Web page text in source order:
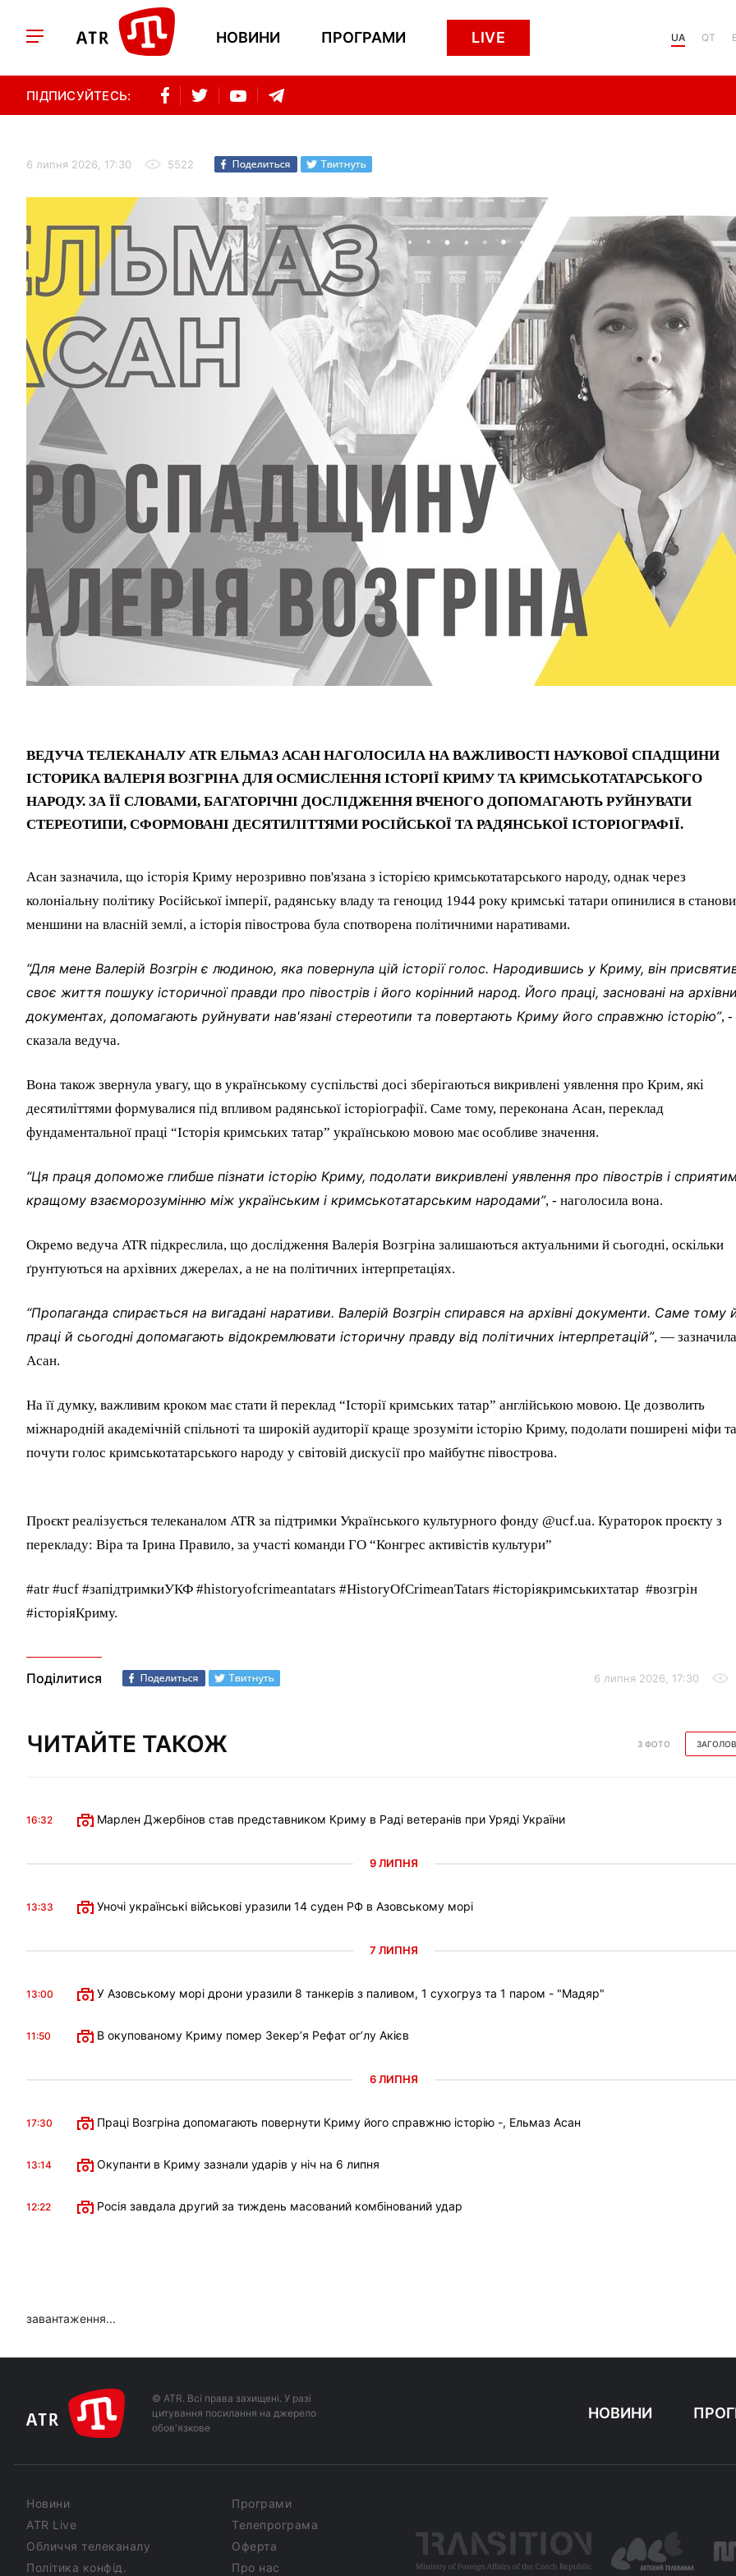
НОВИНИ ПРОГРАМИ LIVE UA QT
ПІДПИСУЙТЕСЬ:
6 липня 2026, 17:30 5522
ВЕДУЧА ТЕЛЕКАНАЛУ ATR ЕЛЬМАЗ АСАН НАГОЛОСИЛА НА ВАЖЛИВОСТІ НАУКОВОЇ СПАДЩИНИ
ІСТОРИКА ВАЛЕРІЯ ВОЗГРІНА ДЛЯ ОСМИСЛЕННЯ ІСТОРІЇ КРИМУ ТА КРИМСЬКОТАТАРСЬКОГО
НАРОДУ. ЗА ЇЇ СЛОВАМИ, БАГАТОРІЧНІ ДОСЛІДЖЕННЯ ВЧЕНОГО ДОПОМАГАЮТЬ РУЙНУВАТИ
СТЕРЕОТИПИ, СФОРМОВАНІ ДЕСЯТИЛІТТЯМИ РОСІЙСЬКОЇ ТА РАДЯНСЬКОЇ ІСТОРІОГРАФІЇ.
Асан зазначила, що історія Криму нерозривно пов'язана з історією кримськотатарського народу, однак через
колоніальну політику Російської імперії, радянську владу та геноцид 1944 року кримські татари опинилися в
меншини на власній землі, а історія півострова була спотворена політичними наративами.
“Для мене Валерій Возгрін є людиною, яка повернула цій історії голос. Народившись у Криму, він
своє життя пошуку історичної правди про півострів і його корінний народ. Його праці, засновані на
документах, допомагають руйнувати нав'язані стереотипи та повертають Криму його справжню історію”, -
сказала ведуча.
Вона також звернула увагу, що в українському суспільстві досі зберігаються викривлені уявлення про Крим, які
десятиліттями формувалися під впливом радянської історіографії. Саме тому, переконана Асан, переклад
фундаментальної праці “Історія кримських татар” українською мовою має особливе значення.
“Ця праця допоможе глибше пізнати історію Криму, подолати викривлені уявлення про півострів і
кращому взаєморозумінню між українським і кримськотатарським народами”, - наголосила вона.
Окремо ведуча ATR підкреслила, що дослідження Валерія Возгріна залишаються актуальними й сьогодні, оскільки
ґрунтуються на архівних джерелах, а не на політичних інтерпретаціях.
“Пропаганда спирається на вигадані наративи. Валерій Возгрін спирався на архівні документи. Саме тому
праці й сьогодні допомагають відокремлювати історичну правду від політичних інтерпретацій”, — зазначила
Асан.
На її думку, важливим кроком має стати й переклад “Історії кримських татар” англійською мовою. Це дозволить
міжнародній академічній спільноті та широкій аудиторії краще зрозуміти історію Криму, подолати поширені міфи та
почути голос кримськотатарського народу у світовій дискусії про майбутнє півострова.
Проєкт реалізується телеканалом ATR за підтримки Українського культурного фонду @ucf.ua. Кураторок проєкту з
перекладу: Віра та Ірина Правило, за участі команди ГО “Конгрес активістів культури”
#atr #ucf #запідтримкиУКФ #historyofcrimeantatars #HistoryOfCrimeanTatars #історіякримськихтатар #возгрін
#історіяКриму.
Поділитися 6 липня 2026, 17:30
ЧИТАЙТЕ ТАКОЖ З ФОТО
16:32 Марлен Джербінов став представником Криму в Раді ветеранів при Уряді України
9 ЛИПНЯ
13:33 Уночі українські військові уразили 14 суден РФ в Азовському морі
7 ЛИПНЯ
13:00 У Азовському морі дрони уразили 8 танкерів з паливом, 1 сухогруз та 1 паром - "Мадяр"
11:50 В окупованому Криму помер Зекерʼя Рефат огʼлу Акієв
6 ЛИПНЯ
17:30 Праці Возгріна допомагають повернути Криму його справжню історію -, Ельмаз Асан
13:14 Окупанти в Криму зазнали ударів у ніч на 6 липня
12:22 Росія завдала другий за тиждень масований комбінований удар
завантаження...
© ATR. Всі права захищені. У разі
цитування посилання на джерело
обов'язкове
НОВИНИ
Новини
Програми
ATR Live
Телепрограма
Обличчя телеканалу
Оферта
Політика конфід.
Про нас